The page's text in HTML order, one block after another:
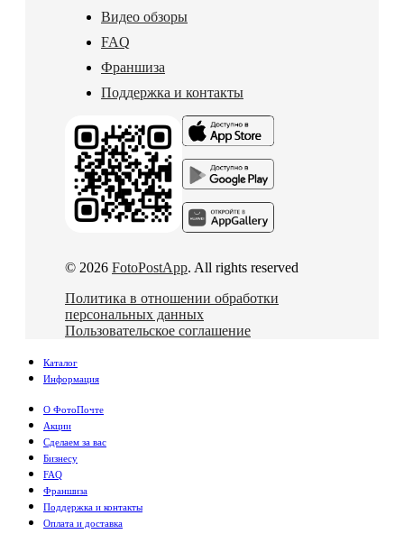
Видео обзоры
FAQ
Франшиза
Поддержка и контакты
© 2026 FotoPostApp. All rights reserved
Политика в отношении обработки
персональных данных
Пользовательское соглашение
Каталог
Информация
О ФотоПочте
Акции
Сделаем за вас
Бизнесу
FAQ
Франшиза
Поддержка и контакты
Оплата и доставка